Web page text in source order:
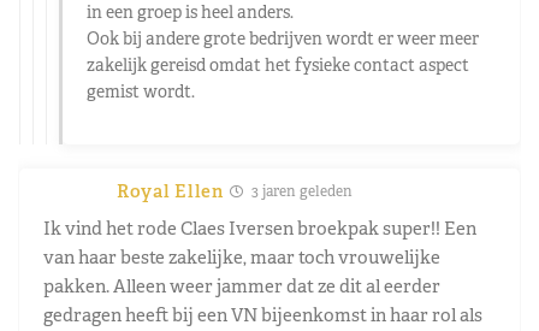
in een groep is heel anders.
Ook bij andere grote bedrijven wordt er weer meer
zakelijk gereisd omdat het fysieke contact aspect
gemist wordt.
Royal Ellen 3 jaren geleden
Ik vind het rode Claes Iversen broekpak super!! Een
van haar beste zakelijke, maar toch vrouwelijke
pakken. Alleen weer jammer dat ze dit al eerder
gedragen heeft bij een VN bijeenkomst in haar rol als